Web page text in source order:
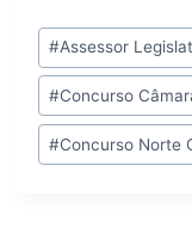
Tags
do
Post:
#Assessor
#Concurso
#Concurso Norte